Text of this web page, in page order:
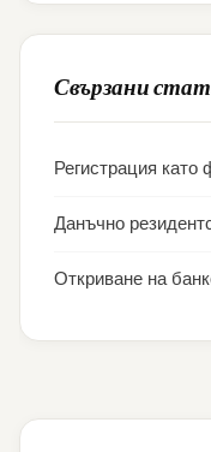
Свързани
Регистрация като
Данъчно
Откриване на